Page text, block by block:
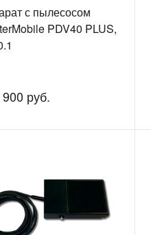
с пылесосом
PDV40 PLUS,
руб.